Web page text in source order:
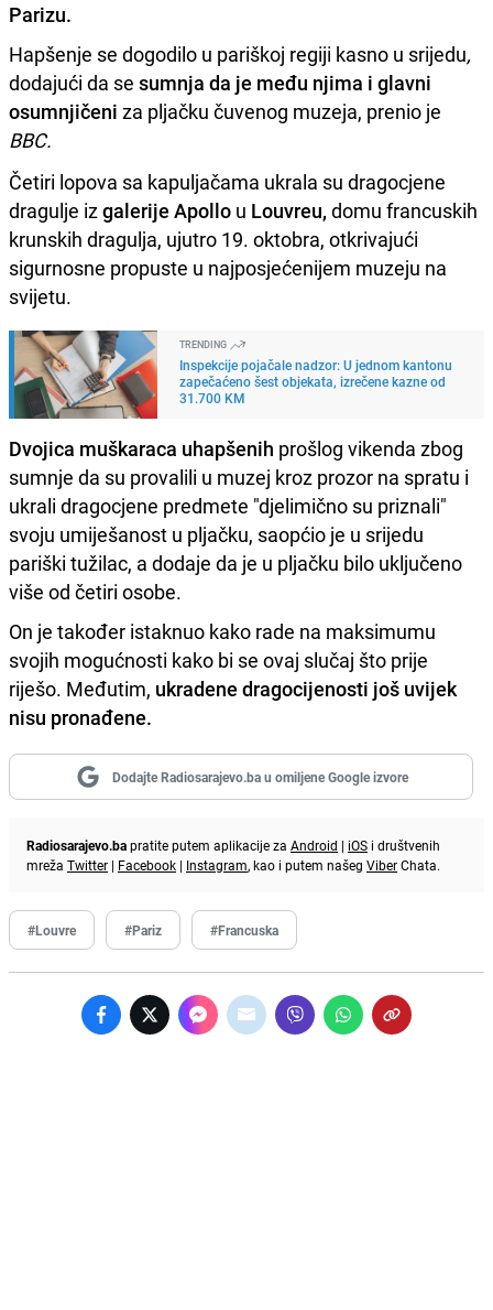
Parizu.
Hapšenje se dogodilo u pariškoj regiji kasno u srijedu,
dodajući da se sumnja da je među njima i glavni
osumnjičeni za pljačku čuvenog muzeja, prenio je
BBC.
Četiri lopova sa ​​kapuljačama ukrala su dragocjene
dragulje izgalerije Apollo u Louvreu, domu francuskih
krunskih dragulja, ujutro 19. oktobra, otkrivajući
sigurnosne propuste u najposjećenijem muzeju na
svijetu.
TRENDING
Inspekcije pojačale nadzor: U jednom kantonu
zapečaćeno šest objekata, izrečene kazne od
31.700 KM
Dvojica muškaraca uhapšenih prošlog vikenda zbog
sumnje da su provalili u muzej kroz prozor na spratu i
ukrali dragocjene predmete "djelimično su priznali"
svoju umiješanost u pljačku, saopćio je u srijedu
pariški tužilac, a dodaje da je u pljačku bilo uključeno
više od četiri osobe.
On je također istaknuo kako rade na maksimumu
svojih mogućnosti kako bi se ovaj slučaj što prije
riješo. Međutim, ukradene dragocijenosti još uvijek
nisu pronađene.
Dodajte Radiosarajevo.ba u omiljene Google izvore
Radiosarajevo.bapratite putem aplikacije za Android | iOS i društvenih
mreža Twitter | Facebook | Instagram, kao i putem našeg ViberChata.
#Louvre #Pariz #Francuska